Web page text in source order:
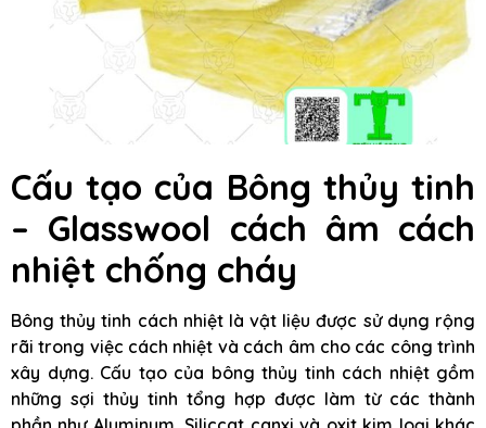
Cấu tạo của Bông thủy tinh
– Glasswool cách âm cách
nhiệt chống cháy
Bông thủy tinh cách nhiệt là vật liệu được sử dụng rộng
rãi trong việc cách nhiệt và cách âm cho các công trình
xây dựng. Cấu tạo của bông thủy tinh cách nhiệt gồm
những sợi thủy tinh tổng hợp được làm từ các thành